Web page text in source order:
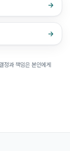
→
→
정과 책임은 본인에게